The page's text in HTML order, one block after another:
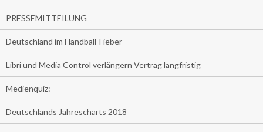
PRESSEMITTEILUNG
Deutschland im Handball-Fieber
Libri und Media Control verlängern Vertrag langfristig
Medienquiz:
Deutschlands Jahrescharts 2018